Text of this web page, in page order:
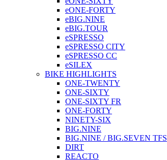
eONE-FORTY
eBIG.NINE
eBIG.TOUR
eSPRESSO
eSPRESSO CITY
eSPRESSO CC
eSILEX
BIKE HIGHLIGHTS
ONE-TWENTY
ONE-SIXTY
ONE-SIXTY FR
ONE-FORTY
NINETY-SIX
BIG.NINE
BIG.NINE / BIG.SEVEN TFS
DIRT
REACTO